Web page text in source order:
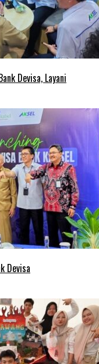
Devisa, Layani
Devisa